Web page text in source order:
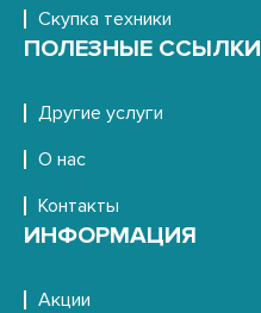
Скупка техники
ПОЛЕЗНЫЕ ССЫЛКИ
Другие услуги
О нас
Контакты
ИНФОРМАЦИЯ
Акции